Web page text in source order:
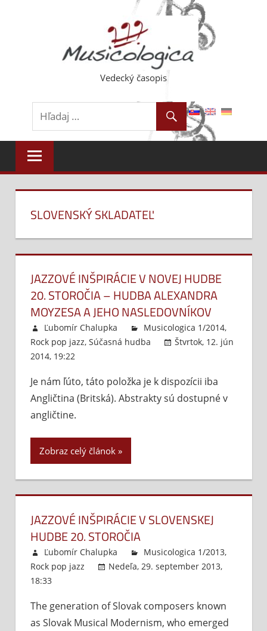
Vedecký časopis
SLOVENSKÝ SKLADATEĽ
JAZZOVÉ INŠPIRÁCIE V NOVEJ HUDBE
20. STOROČIA – HUDBA ALEXANDRA
MOYZESA A JEHO NASLEDOVNÍKOV
Ľubomír Chalupka Musicologica 1/2014,
Rock pop jazz, Súčasná hudba
Štvrtok, 12. jún
2014, 19:22
inšpirácie
v
Alexandra
Moyzesa
nasledovníkov
Je nám ľúto, táto položka je k dispozícii iba
Angličtina (Britská). Abstrakty sú dostupné v
angličtine.
Zobraz celý článok
JAZZOVÉ INŠPIRÁCIE V SLOVENSKEJ
HUDBE 20. STOROČIA
Ľubomír Chalupka Musicologica 1/2013,
Rock pop jazz
Nedeľa, 29. september 2013,
18:33
inšpirácie
v
The generation of Slovak composers known
as Slovak Musical Modernism, who emerged